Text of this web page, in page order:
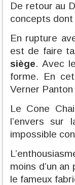
De retour au
concepts dont
En rupture
est de faire
siège. Avec
forme. En
Verner
Le Cone
l’envers sur
impossible
moins d’un
le fameux